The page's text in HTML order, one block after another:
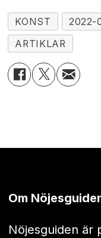
KONST 2022-
ARTIKLAR
Om
Nöjesguiden är